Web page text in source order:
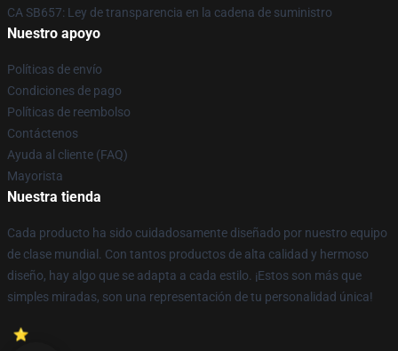
CA SB657: Ley de transparencia en la cadena de suministro
Nuestro apoyo
Políticas de envío
Condiciones de pago
Políticas de reembolso
Contáctenos
Ayuda al cliente (FAQ)
Mayorista
Nuestra tienda
Cada producto ha sido cuidadosamente diseñado por nuestro equipo
de clase mundial. Con tantos productos de alta calidad y hermoso
diseño, hay algo que se adapta a cada estilo. ¡Estos son más que
simples miradas, son una representación de tu personalidad única!